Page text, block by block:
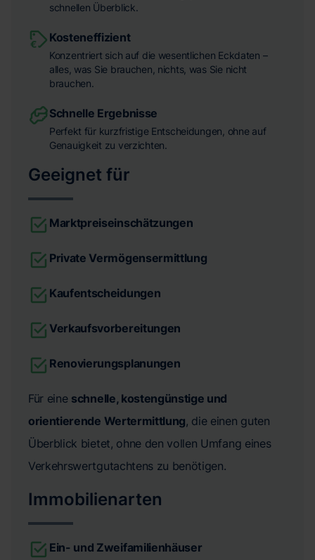
schnellen Überblick.
Kosteneffizient
Konzentriert sich auf die wesentlichen Eckdaten –
alles, was Sie brauchen, nichts, was Sie nicht
brauchen.
Schnelle Ergebnisse
Perfekt für kurzfristige Entscheidungen, ohne auf
Genauigkeit zu verzichten.
Geeignet für
Marktpreiseinschätzungen
Private Vermögensermittlung
Kaufentscheidungen
Verkaufsvorbereitungen
Renovierungsplanungen
Für eine schnelle, kostengünstige und
orientierende Wertermittlung, die einen guten
Überblick bietet, ohne den vollen Umfang eines
Verkehrswertgutachtens zu benötigen.
Immobilienarten
Ein- und Zweifamilienhäuser